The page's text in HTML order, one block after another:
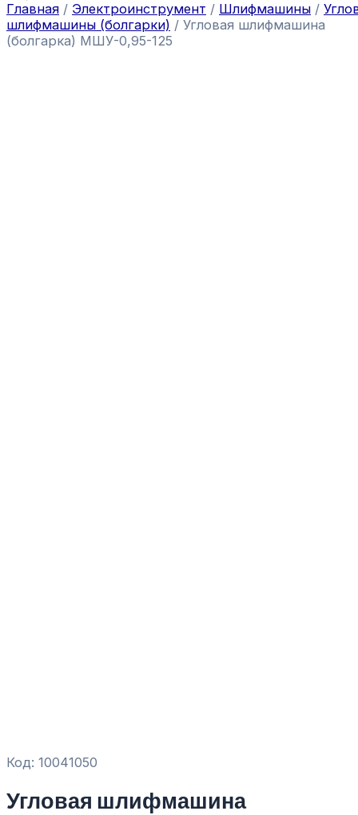
Главная / Электроинструмент / Шлифмашины /
шлифмашины (болгарки) / Угловая шлифмашина
(болгарка) МШУ-0,95-125
Код: 10041050
Угловая шлифмашина